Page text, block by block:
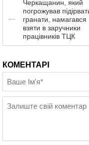
Черкащанин, який
погрожував
гранати, намагався
взяти в заручники
працівників ТЦК
КОМЕНТАРІ